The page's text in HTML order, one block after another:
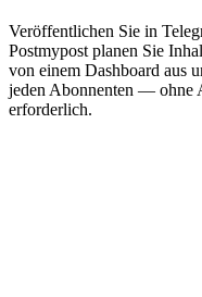
Veröffentlichen Sie in
Postmypost planen Sie
von einem Dashboard aus
jeden Abonnenten — ohne
erforderlich.